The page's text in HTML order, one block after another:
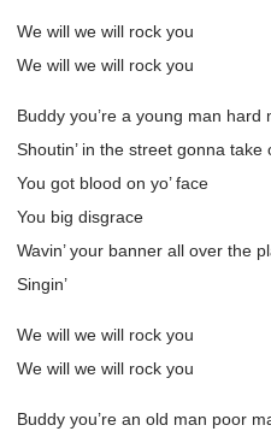
We will we will rock you
We will we will rock you
Buddy you’re a young man hard
Shoutin’ in the street gonna
You got blood on yo’ face
You big disgrace
Wavin’ your banner all over the
Singin’
We will we will rock you
We will we will rock you
Buddy you’re an old man poor